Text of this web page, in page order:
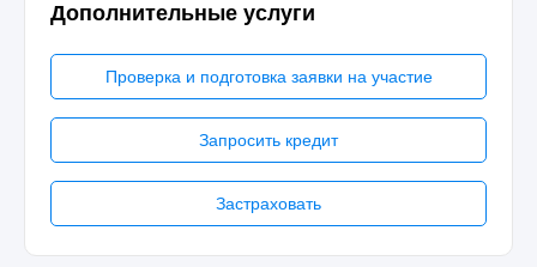
Дополнительные услуги
Проверка и подготовка заявки на участие
Запросить кредит
Застраховать